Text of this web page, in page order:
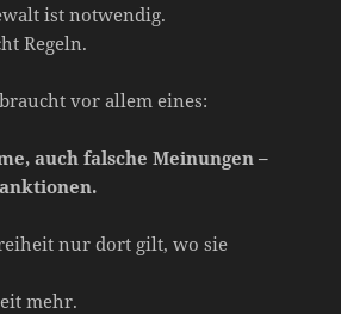
ist notwendig.
Regeln.
vor allem eines:
auch falsche Meinungen –
nur dort gilt, wo sie
mehr.